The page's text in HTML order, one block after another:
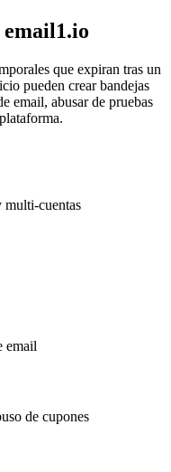
email1.io
que expiran tras un
pueden crear bandejas
email, abusar de pruebas
multi-cuentas
email
de cupones